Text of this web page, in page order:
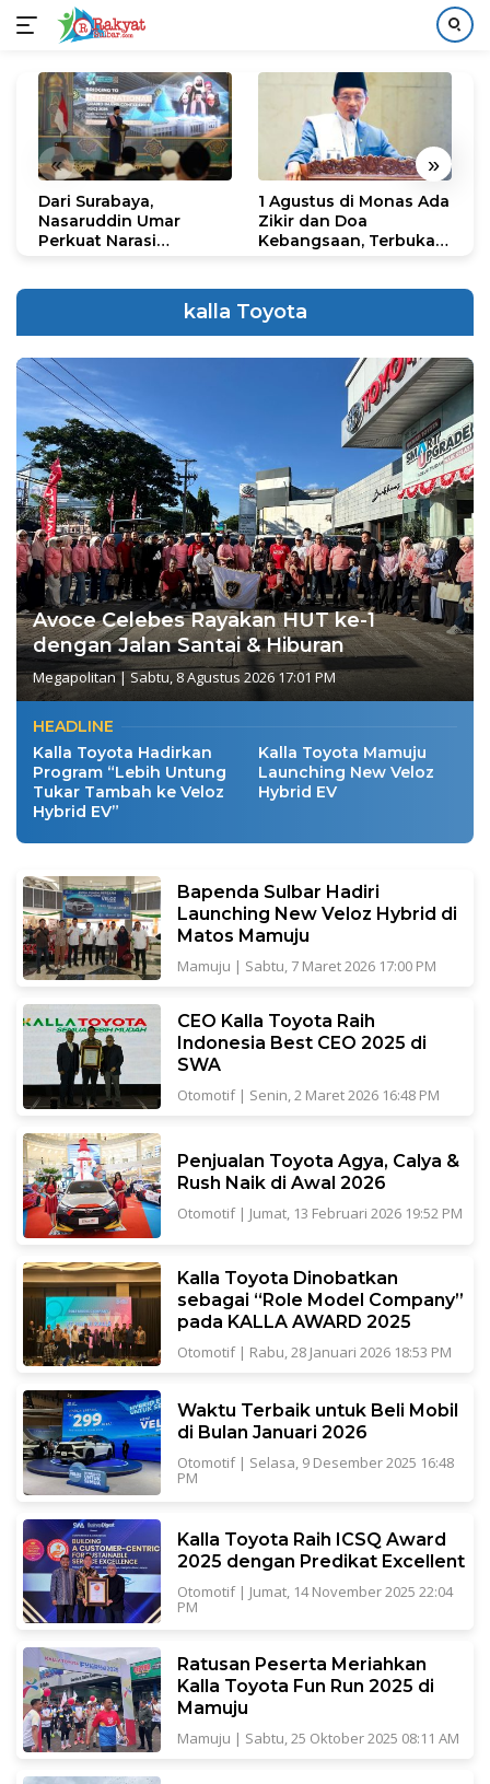
konten
« »
Dari Surabaya,
Nasaruddin Umar
Perkuat Narasi
1 Agustus di Monas Ada
Zikir dan Doa
Kebangsaan, Terbuka
kalla Toyota
Avoce Celebes Rayakan HUT ke-1
dengan Jalan Santai & Hiburan
Megapolitan|Sabtu, 8 Agustus 2026 17:01 PM
HEADLINE
Kalla Toyota Hadirkan
Program “Lebih Untung
Tukar Tambah ke Veloz
Hybrid EV”
Kalla Toyota Mamuju
Launching New Veloz
Hybrid EV
Bapenda Sulbar Hadiri
Launching New Veloz Hybrid di
Matos Mamuju
Mamuju | Sabtu, 7 Maret 2026 17:00 PM
CEO Kalla Toyota Raih
Indonesia Best CEO 2025 di
SWA
Otomotif| Senin, 2 Maret 2026 16:48 PM
Penjualan Toyota Agya, Calya &
Rush Naik di Awal 2026
Otomotif| Jumat, 13 Februari 2026 19:52 PM
Kalla Toyota Dinobatkan
sebagai “Role Model Company”
pada KALLA AWARD 2025
Otomotif| Rabu, 28 Januari 2026 18:53 PM
Waktu Terbaik untuk Beli Mobil
di Bulan Januari 2026
Otomotif| Selasa, 9 Desember 2025 16:48
PM
Kalla Toyota Raih ICSQ Award
2025 dengan Predikat Excellent
Otomotif| Jumat, 14 November 2025 22:04
PM
Ratusan Peserta Meriahkan
Kalla Toyota Fun Run 2025 di
Mamuju
Mamuju | Sabtu, 25 Oktober 2025 08:11 AM